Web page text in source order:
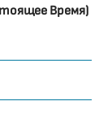
Время)